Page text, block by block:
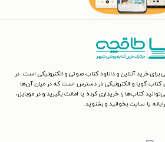
برای خرید آنلاین و دانلود کتاب صوتی و الکترونیکی است. در
کتاب گویا و الکترونیکی در دسترس است که در میان آن‌ها
کتاب‌ها را خریداری کرده یا امانت بگیرید و در موبایل،
یا سایت بخوانید و بشنوید.